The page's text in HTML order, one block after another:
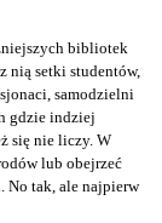
bibliotek
nią setki studentów,
samodzielni
gdzie indziej
się nie liczy. W
lub obejrzeć
No tak, ale najpierw